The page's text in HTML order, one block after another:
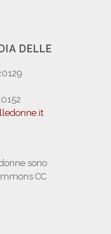
DELLE
sono
CC